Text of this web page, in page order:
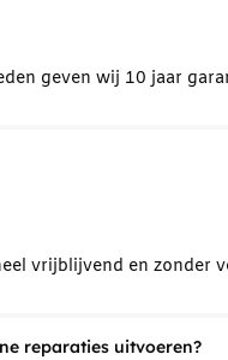
geven wij 10 jaar
vrijblijvend en
reparaties uitvoeren?